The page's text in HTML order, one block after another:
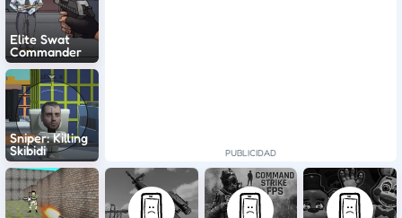
Elite Swat
Commander
Sniper: Killing
Skibidi